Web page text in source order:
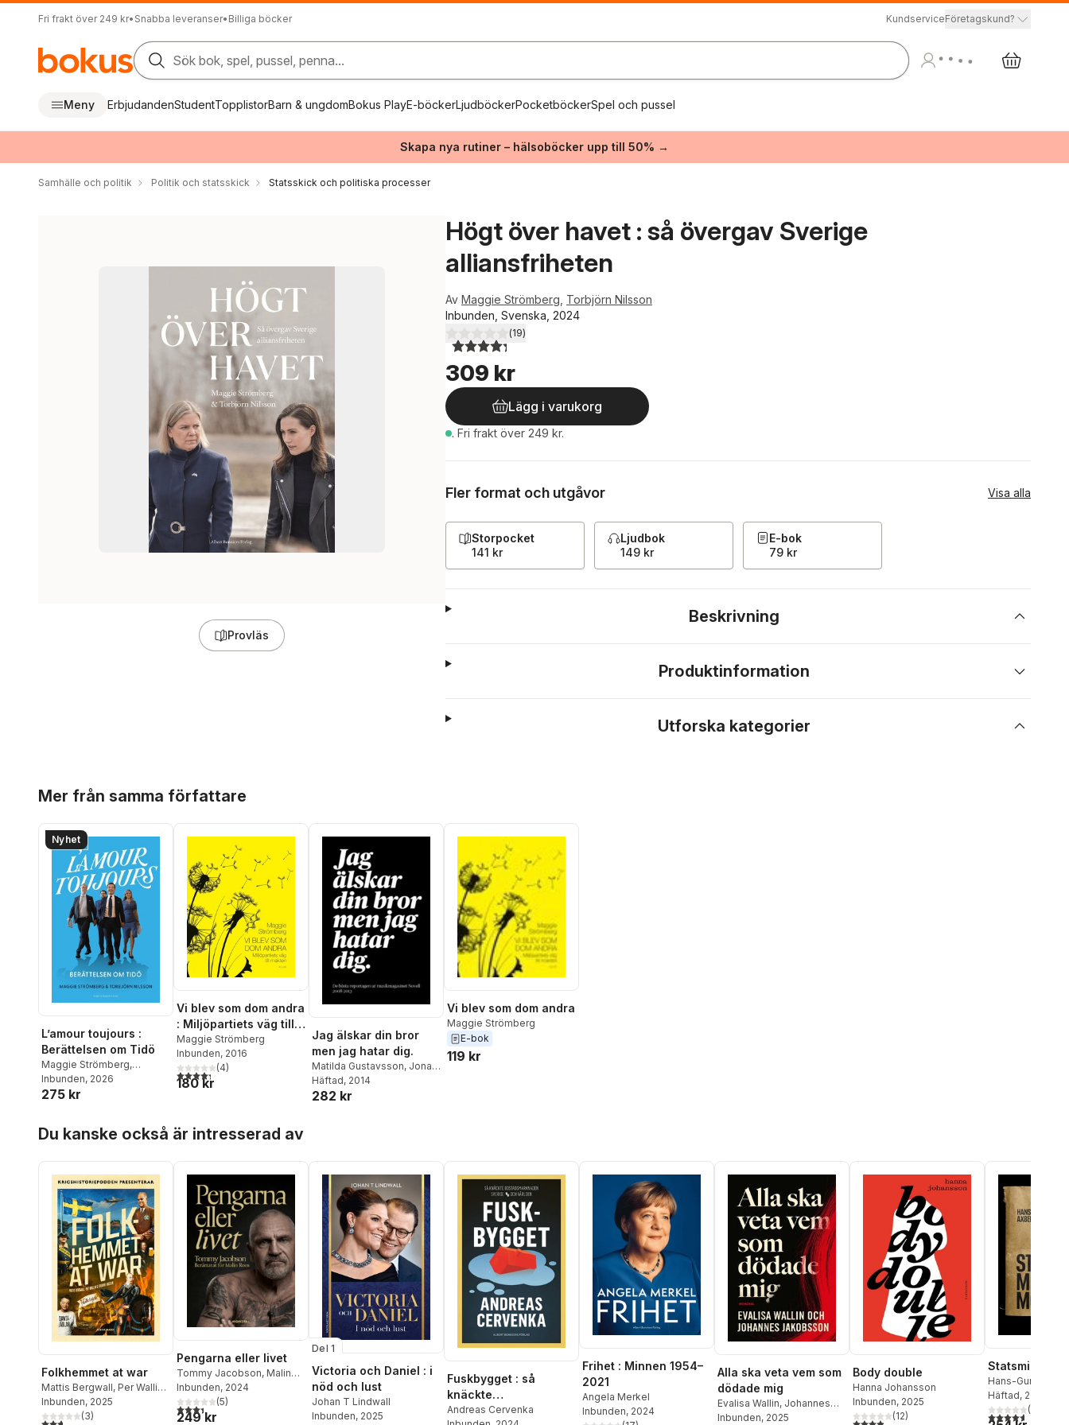
Fri frakt över 249 kr• Snabba leveranser• Billiga böcker KundserviceFöretagskund?
Sök bok, spel, pussel, penna...
Meny ErbjudandenStudentTopplistorBarn & ungdomBokus PlayE-böckerLjudböckerPocketböckerSpel och pussel
Skapa nya rutiner – hälsoböcker upp till 50% →
Samhälle och politik Politik och statsskick Statsskick och politiska processer
Provläs
Högt över havet : så övergav Sverige
alliansfriheten
Av Maggie Strömberg Torbjörn Nilsson
Inbunden, Svenska, 2024
4,3utav 5 stjärnor. Totalt antal röster:
(19)
309 kr
Lägg i varukorg
. Fri frakt över 249 kr.
Fler format och utgåvor Visa alla
Storpocket
141 kr
Ljudbok
149 kr
E-bok
79 kr
Beskrivning
Produktinformation
Utforska kategorier
Mer från samma författare
Nyhet
L’amour toujours :
Berättelsen om Tidö
Maggie Strömberg,
Torbjörn Nilsson
Inbunden, 2026
275 kr
Vi blev som dom andra
: Miljöpartiets väg till
makten
Maggie Strömberg
Inbunden, 2016
4,3utav 5 stjärnor. Totalt antal röster:
(4)
180 kr
Jag älskar din bror
men jag hatar dig.
Matilda Gustavsson, Jonas
Lennermo,David Hylander
Hanna Fahl
Nordberg
Maggie Strömberg
Grahn ,Anton Gustavsson
Adam Svanell
Häftad, 2014
282 kr
Vi blev som dom andra
Maggie Strömberg
E-bok
119 kr
Du kanske också är intresserad av
Folkhemmet at war
Mattis Bergwall, Per Wallin ,
Fredrik Hagelin
Inbunden, 2025
2,7utav 5 stjärnor. Totalt antal röster:
(3)
Pengarna eller livet
Tommy Jacobson, Malin
Roos
Inbunden, 2024
3,4utav 5 stjärnor. Totalt antal röster:
(5)
249 kr
Del 1
Victoria och Daniel : i
nöd och lust
Johan T Lindwall
Inbunden, 2025
Fuskbygget : så
knäckte
bostadsmarknaden
Andreas Cervenka
Frihet : Minnen 1954–
2021
Angela Merkel
Inbunden, 2024
Alla ska veta vem som
dödade mig
Evalisa Wallin, Johannes
Jakobsson
Inbunden, 2025
Body double
Hanna Johansson
Inbunden, 2025
3,9utav 5 stjärnor. Totalt antal röster:
(12)
Hans-Gunnar
Häftad, 2026
4,6utav 5(